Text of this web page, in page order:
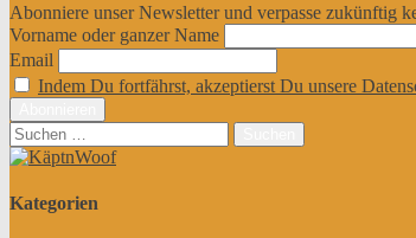
Abonniere unser Newsletter und verpasse zukünftig
Vorname oder ganzer Name
Email
Indem Du fortfährst, akzeptierst Du unsere
Suchen
nach:
Kategorien